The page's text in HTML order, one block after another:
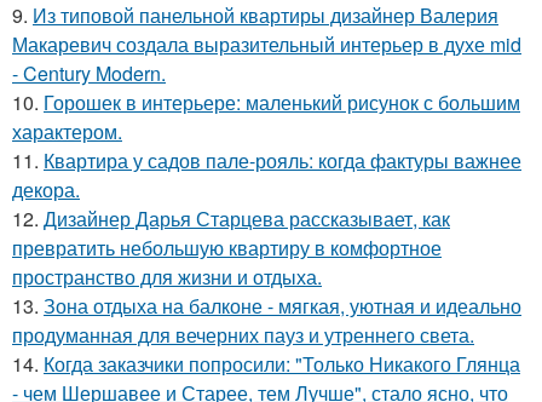
9. Из типовой панельной квартиры дизайнер Валерия
Макаревич создала выразительный интерьер в духе mid
- Century Modern.
10. Горошек в интерьере: маленький рисунок с большим
характером.
11. Квартира у садов пале-рояль: когда фактуры важнее
декора.
12. Дизайнер Дарья Старцева рассказывает, как
превратить небольшую квартиру в комфортное
пространство для жизни и отдыха.
13. Зона отдыха на балконе - мягкая, уютная и идеально
продуманная для вечерних пауз и утреннего света.
14. Когда заказчики попросили: "Только Никакого Глянца
- чем Шершавее и Старее, тем Лучше", стало ясно, что